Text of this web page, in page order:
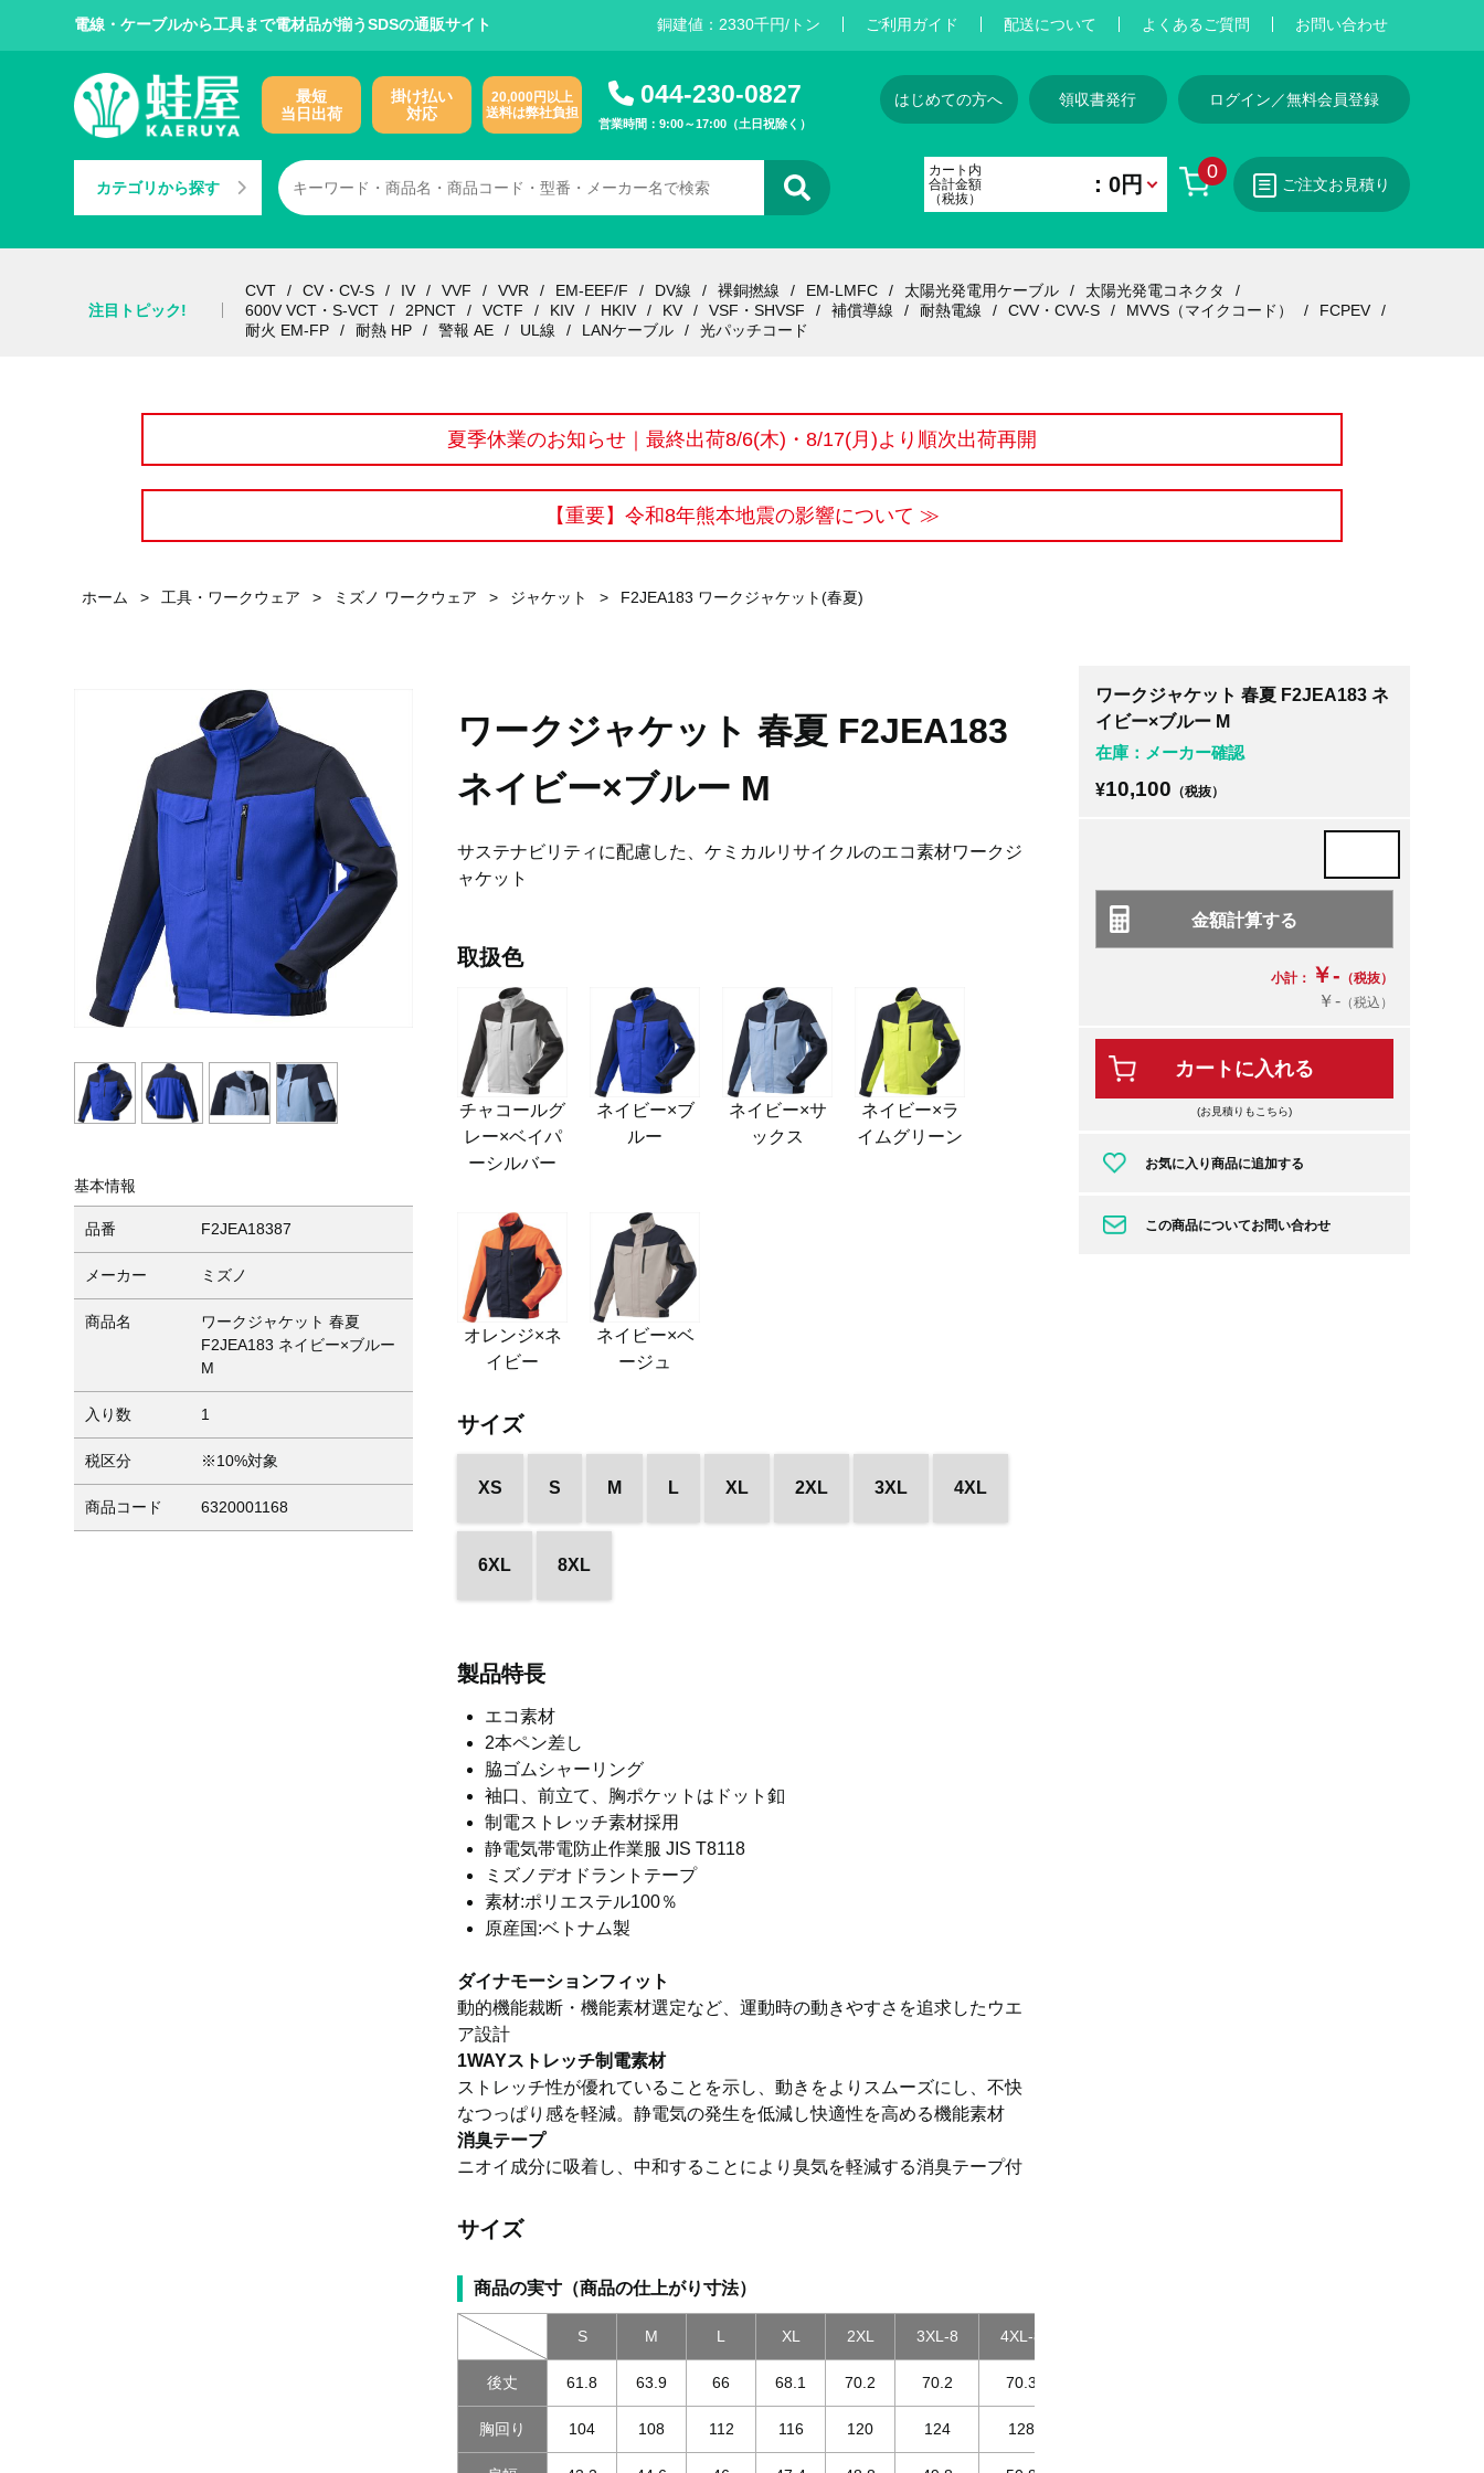
電線・ケーブルから工具まで電材品が揃うSDSの通販サイト 銅建値： 2330千円/トン ご利用ガイド 配送について よくあるご質問 お問い合わせ
最短
当日出荷
掛け払い
対応
20,000円以上
送料は弊社負担
044-230-0827
営業時間：9:00～17:00（土日祝除く）
カテゴリから探す
はじめての方へ 領収書発行 ログイン／無料会員登録
0
カート内
合計金額
（税抜）
：0円 ご注文お見積り
注目トピック!
CVT CV・CV-S IV VVF VVR EM-EEF/F DV線 裸銅撚線 EM-LMFC 太陽光発電用ケーブル
太陽光発電コネクタ
600V VCT・S-VCT
2PNCT VCTF KIV HKIV KV VSF・SHVSF 補償導線 耐熱電線 CVV・CVV-S MVVS（マイクコード）
FCPEV
耐火 EM-FP
耐熱 HP 警報 AE UL線 LANケーブル 光パッチコード
夏季休業のお知らせ｜最終出荷8/6(木)・8/17(月)より順次出荷再開
【重要】令和8年熊本地震の影響について ≫
ホーム > 工具・ワークウェア > ミズノ ワークウェア > ジャケット > F2JEA183 ワークジャケット(春夏)
基本情報
品番 F2JEA18387
メーカー ミズノ
商品名
ワークジャケット 春夏
F2JEA183 ネイビー×ブルー
M
入り数 1
税区分 ※10%対象
商品コード 6320001168
ワークジャケット 春夏 F2JEA183
ネイビー×ブルー M
サステナビリティに配慮した、ケミカルリサイクルのエコ素材ワークジ
ャケット
取扱色
チャコールグ
レー×ベイパ
ーシルバー
ネイビー×ブ
ルー
ネイビー×サ
ックス
ネイビー×ラ
イムグリーン
オレンジ×ネ
イビー
ネイビー×ベ
ージュ
サイズ
XS S M L XL 2XL 3XL 4XL
6XL 8XL
製品特長
エコ素材
2本ペン差し
脇ゴムシャーリング
袖口、前立て、胸ポケットはドット釦
制電ストレッチ素材採用
静電気帯電防止作業服 JIS T8118
ミズノデオドラントテープ
素材:ポリエステル100％
原産国:ベトナム製
ダイナモーションフィット
動的機能裁断・機能素材選定など、運動時の動きやすさを追求したウエ
ア設計
1WAYストレッチ制電素材
ストレッチ性が優れていることを示し、動きをよりスムーズにし、不快
なつっぱり感を軽減。静電気の発生を低減し快適性を高める機能素材
消臭テープ
ニオイ成分に吸着し、中和することにより臭気を軽減する消臭テープ付
サイズ
商品の実寸（商品の仕上がり寸法）
S M L XL 2XL 3XL-8 4XL-8
後丈 61.8 63.9 66 68.1 70.2 70.2 70.3
胸回り 104 108 112 116 120 124 128
ワークジャケット 春夏 F2JEA183 ネ
イビー×ブルー M
在庫：メーカー確認
¥10,100 （税抜）
小計： ￥- （税抜）
￥-（税込）
カートに入れる
(お見積りもこちら)
お気に入り商品に追加する
この商品についてお問い合わせ